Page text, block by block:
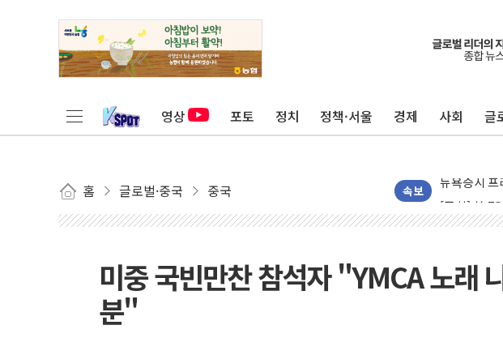
영상 포토 정치 정책·서울 경제 사회 글
홈 글로벌·중국 중국 속보
[종합] 이
트럼프, 백
美 항소법
美 고용 쇼
[AI MY 뉴
[종합] 美 7
[사진] 이슬
보훈부,
트럼프 "금
미중 국빈만찬 참석자 "YMCA 노래
분"